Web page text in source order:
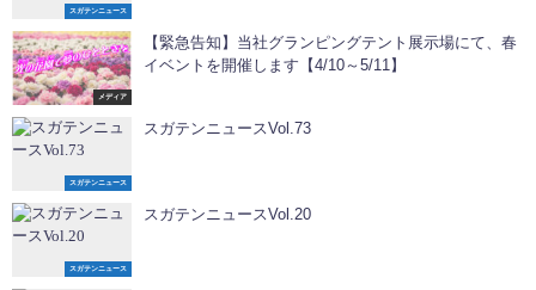
スガテンニュース
メディア
【緊急告知】当社グランピングテント展示場にて、春
イベントを開催します【4/10～5/11】
スガテンニュース
スガテンニュースVol.73
スガテンニュース
スガテンニュースVol.20